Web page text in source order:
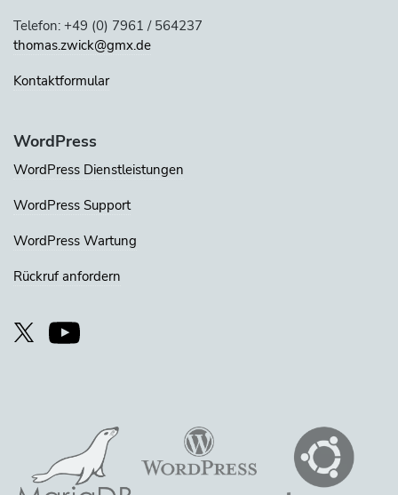
Telefon: +49 (0) 7961 / 564237
thomas.zwick@gmx.de
Kontaktformular
WordPress
WordPress Dienstleistungen
WordPress Support
WordPress Wartung
Rückruf anfordern